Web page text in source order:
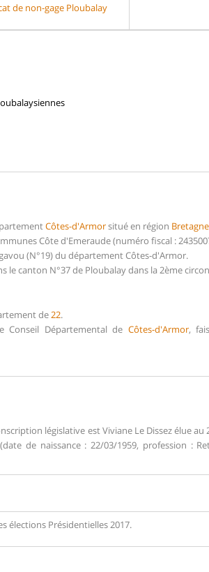
de non-gage Ploubalay
Côtes-d'Armorsitué en région Bretagne
Côte d'Emeraude (numéro fiscal :
(N°19) du département Côtes-d'Armor.
canton N°37 de Ploubalay dans la 2ème
de22.
Conseil Départemental de Côtes-d'Armor,
législative est Viviane Le Dissez élue
de naissance : 22/03/1959, profession :
élections Présidentielles 2017.